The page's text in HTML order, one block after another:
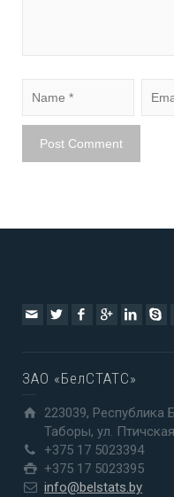
ЗАО «БелСТАТС»
223039, Республика
Таборы, ул.
+375 17 5023394
+375 17 5023395
info@belstats.by